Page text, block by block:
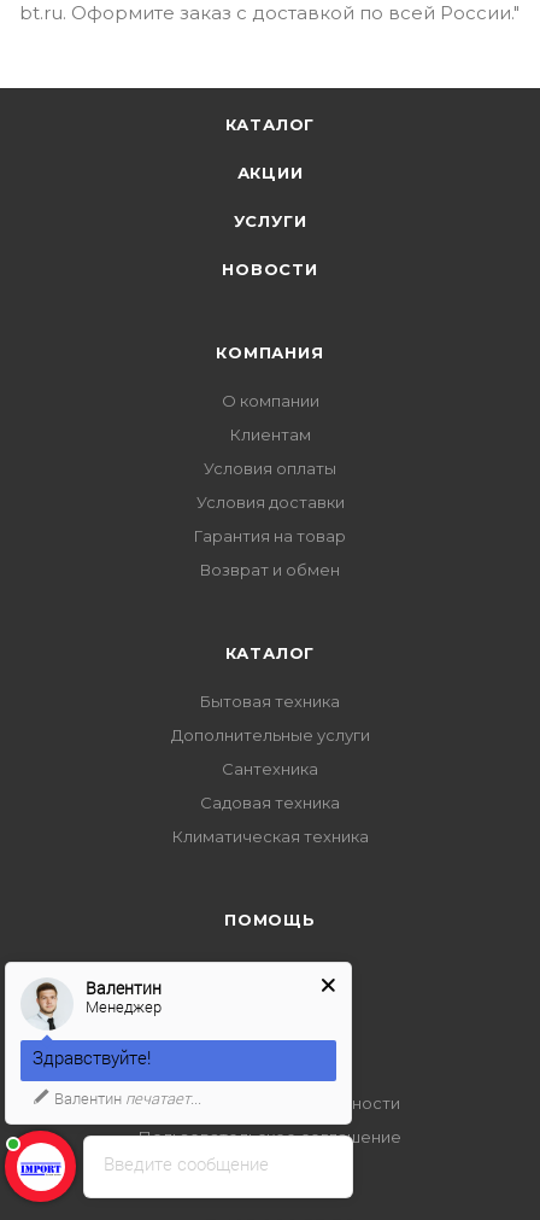
bt.ru. Оформите заказ с доставкой по всей России."
КАТАЛОГ
АКЦИИ
УСЛУГИ
НОВОСТИ
КОМПАНИЯ
О компании
Клиентам
Условия оплаты
Условия доставки
Гарантия на товар
Возврат и обмен
КАТАЛОГ
Бытовая техника
Дополнительные услуги
Сантехника
Садовая техника
Климатическая техника
ПОМОЩЬ
Условия оплаты
Политика конфиденциальности
Пользовательское соглашение
Введите сообщение
Валентин
Менеджер
Здравствуйте!
Валентин печатает...